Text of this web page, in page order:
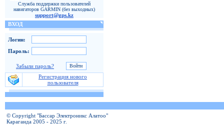
Служба поддержки пользователей
навигаторов GARMIN (без выходных)
support@gps.kz
ВХОД
Логин:
Пароль:
Забыли пароль?
Регистрация нового
пользователя
© Copyright "Бассар Электроникс Алатоо"
Караганда 2005 - 2025 г.